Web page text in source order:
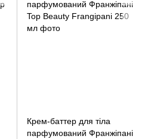
Крем-баттер для тіла
парфумований Франжіпані